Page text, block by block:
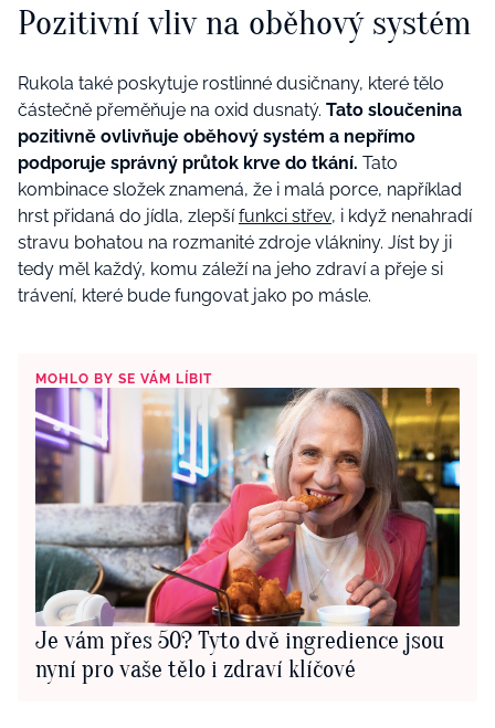
Pozitivní vliv na oběhový systém
Rukola také poskytuje rostlinné dusičnany, které tělo
částečně přeměňuje na oxid dusnatý. Tato sloučenina
pozitivně ovlivňuje oběhový systém a nepřímo
podporuje správný průtok krve do tkání. Tato
kombinace složek znamená, že i malá porce, například
hrst přidaná do jídla, zlepšífunkci střev, i když nenahradí
stravu bohatou na rozmanité zdroje vlákniny. Jíst by ji
tedy měl každý, komu záleží na jeho zdraví a přeje si
trávení, které bude fungovat jako po másle.
MOHLO BY SE VÁM LÍBIT
Je vám přes 50? Tyto dvě ingredience jsou
nyní pro vaše tělo i zdraví klíčové